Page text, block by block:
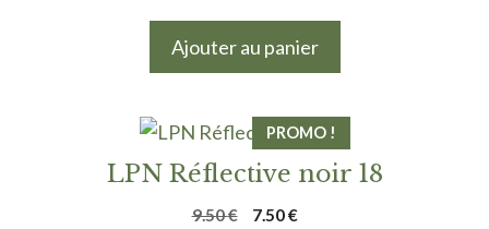
Ajouter au panier
PROMO !
LPN Réflective noir 18
9.50€ Le
7.50€Le